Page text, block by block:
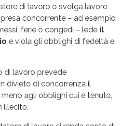
di lavoro o svolga lavoro
concorrente – ad esempio
ferie o congedi – lede il
e viola gli obblighi di fedeltà e
di lavoro prevede
divieto di concorrenza il
agli obblighi cui è tenuto,
illecito.